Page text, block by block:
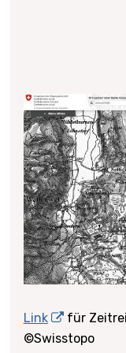
Link
für
©Swisstopo